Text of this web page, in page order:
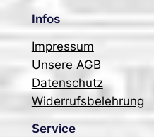
Infos
Impressum
Unsere AGB
Datenschutz
Widerrufsbelehrung
Service